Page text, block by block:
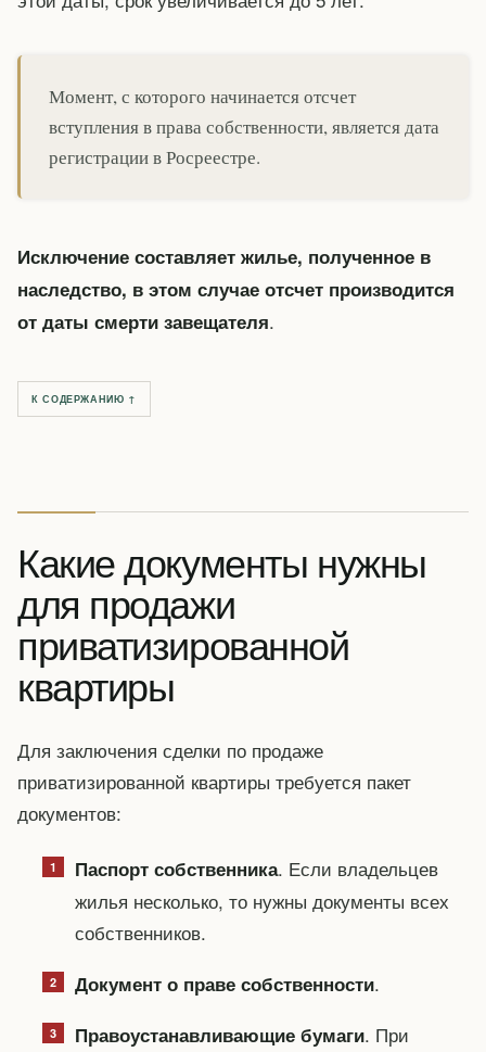
Момент, с которого начинается отсчет
вступления в права собственности, является дата
регистрации в Росреестре.
Исключение составляет жилье, полученное в
наследство, в этом случае отсчет производится
от даты смерти завещателя.
К СОДЕРЖАНИЮ ↑
Какие документы нужны
для продажи
приватизированной
квартиры
Для заключения сделки по продаже
приватизированной квартиры требуется пакет
документов:
Паспорт собственника. Если владельцев
жилья несколько, то нужны документы всех
собственников.
Документ о праве собственности.
Правоустанавливающие бумаги. При